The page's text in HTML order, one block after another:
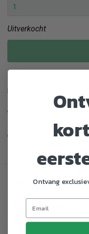
Uitverkocht
Gratis Verzending
Veilig en
Artikelnummer
EAN nummer
Ontvang